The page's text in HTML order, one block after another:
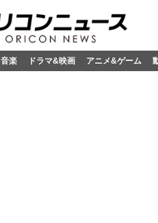
音楽 ドラマ&映画 アニメ&ゲーム